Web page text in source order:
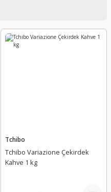
Tchibo
Tchibo Variazione Çekirdek
Kahve 1 kg